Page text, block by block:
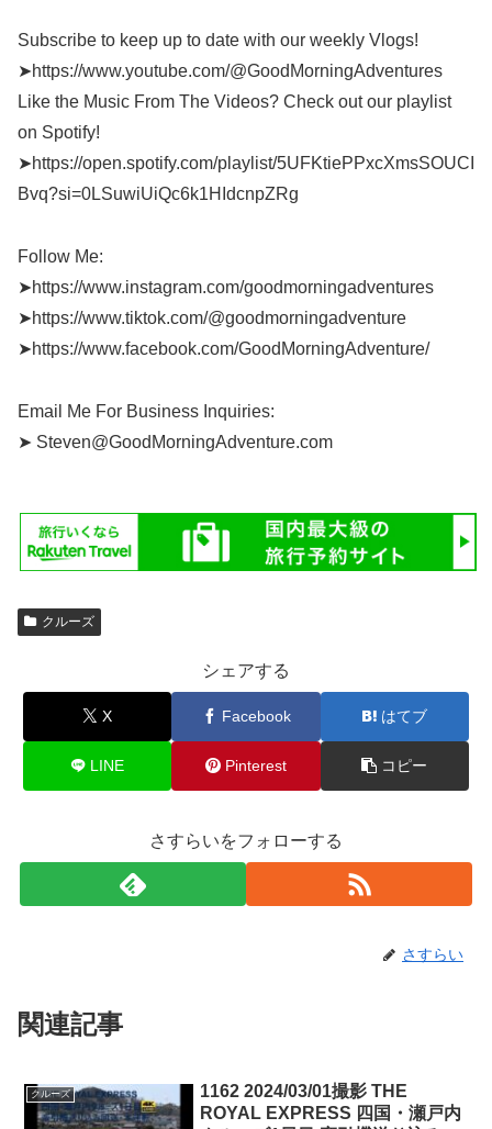
Subscribe to keep up to date with our weekly Vlogs!
➤https://www.youtube.com/@GoodMorningAdventures
Like the Music From The Videos? Check out our playlist
on Spotify!
➤https://open.spotify.com/playlist/5UFKtiePPxcXmsSOUCI
Bvq?si=0LSuwiUiQc6k1HIdcnpZRg
Follow Me:
➤https://www.instagram.com/goodmorningadventures
➤https://www.tiktok.com/@goodmorningadventure
➤https://www.facebook.com/GoodMorningAdventure/
Email Me For Business Inquiries:
➤ Steven@GoodMorningAdventure.com
クルーズ
シェアする
X Facebook はてブ
LINE Pinterest コピー
さすらいをフォローする
さすらい
関連記事
クルーズ
1162 2024/03/01撮影 THE
ROYAL EXPRESS 四国・瀬戸内